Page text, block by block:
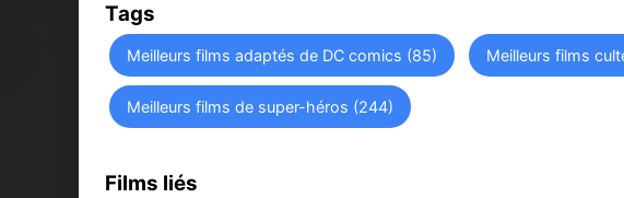
Tags
Meilleurs films adaptés de DC comics (85) Meilleurs films
Meilleurs films de super-héros (244)
Films liés